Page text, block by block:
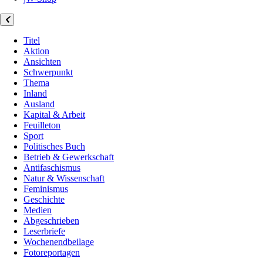
Titel
Aktion
Ansichten
Schwerpunkt
Thema
Inland
Ausland
Kapital & Arbeit
Feuilleton
Sport
Politisches Buch
Betrieb & Gewerkschaft
Antifaschismus
Natur & Wissenschaft
Feminismus
Geschichte
Medien
Abgeschrieben
Leserbriefe
Wochenendbeilage
Fotoreportagen